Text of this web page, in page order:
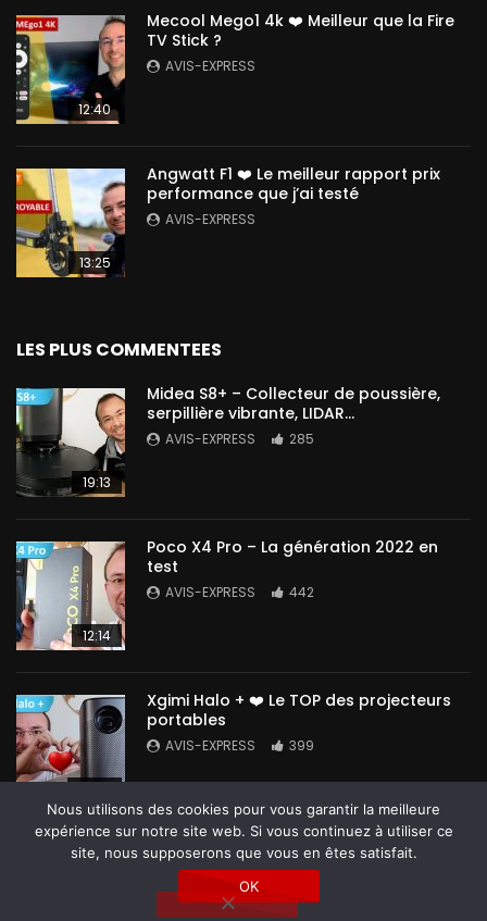
12:40
Mecool Mego1 4k ❤️ Meilleur que la Fire
TV Stick ?
AVIS-EXPRESS
13:25
Angwatt F1 ❤️ Le meilleur rapport prix
performance que j’ai testé
AVIS-EXPRESS
LES PLUS COMMENTEES
19:13
Midea S8+ – Collecteur de poussière,
serpillière vibrante, LIDAR…
AVIS-EXPRESS 285
12:14
Poco X4 Pro – La génération 2022 en
test
AVIS-EXPRESS 442
Xgimi Halo + ❤️ Le TOP des projecteurs
portables
AVIS-EXPRESS 399
Tous droits réservés @ Avis-Express
Nous utilisons des cookies pour vous garantir la meilleure
expérience sur notre site web. Si vous continuez à utiliser ce
site, nous supposerons que vous en êtes satisfait.
OK